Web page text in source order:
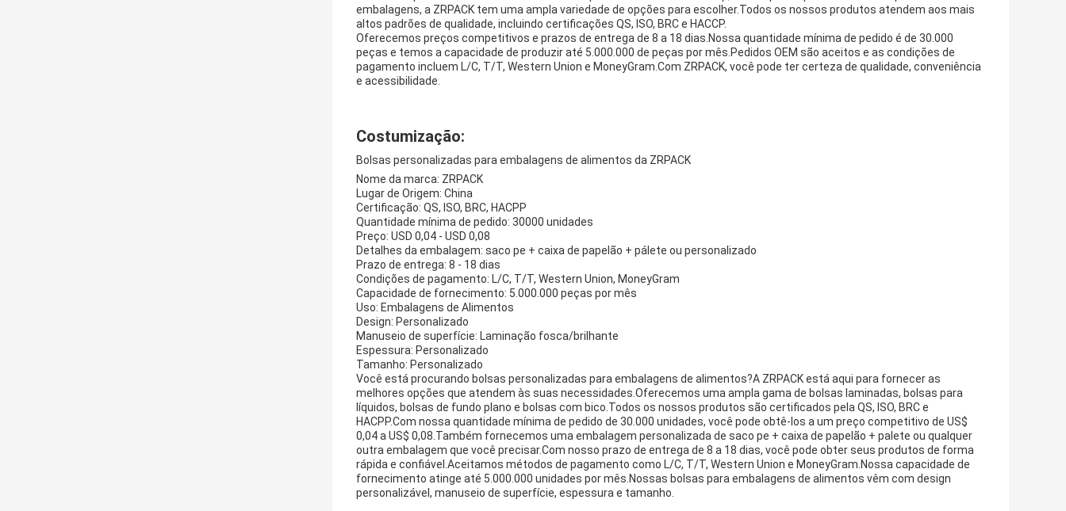
embalagens, a ZRPACK tem uma ampla variedade de opções para escolher.Todos os nossos produtos atendem aos mais
altos padrões de qualidade, incluindo certificações QS, ISO, BRC e HACCP.
Oferecemos preços competitivos e prazos de entrega de 8 a 18 dias.Nossa quantidade mínima de pedido é de 30.000
peças e temos a capacidade de produzir até 5.000.000 de peças por mês.Pedidos OEM são aceitos e as condições de
pagamento incluem L/C, T/T, Western Union e MoneyGram.Com ZRPACK, você pode ter certeza de qualidade, conveniência
e acessibilidade.
Costumização:
Bolsas personalizadas para embalagens de alimentos da ZRPACK
Nome da marca: ZRPACK
Lugar de Origem: China
Certificação: QS, ISO, BRC, HACPP
Quantidade mínima de pedido: 30000 unidades
Preço: USD 0,04 - USD 0,08
Detalhes da embalagem: saco pe + caixa de papelão + pálete ou personalizado
Prazo de entrega: 8 - 18 dias
Condições de pagamento: L/C, T/T, Western Union, MoneyGram
Capacidade de fornecimento: 5.000.000 peças por mês
Uso: Embalagens de Alimentos
Design: Personalizado
Manuseio de superfície: Laminação fosca/brilhante
Espessura: Personalizado
Tamanho: Personalizado
Você está procurando bolsas personalizadas para embalagens de alimentos?A ZRPACK está aqui para fornecer as
melhores opções que atendem às suas necessidades.Oferecemos uma ampla gama de bolsas laminadas, bolsas para
líquidos, bolsas de fundo plano e bolsas com bico.Todos os nossos produtos são certificados pela QS, ISO, BRC e
HACPP.Com nossa quantidade mínima de pedido de 30.000 unidades, você pode obtê-los a um preço competitivo de US$
0,04 a US$ 0,08.Também fornecemos uma embalagem personalizada de saco pe + caixa de papelão + palete ou qualquer
outra embalagem que você precisar.Com nosso prazo de entrega de 8 a 18 dias, você pode obter seus produtos de forma
rápida e confiável.Aceitamos métodos de pagamento como L/C, T/T, Western Union e MoneyGram.Nossa capacidade de
fornecimento atinge até 5.000.000 unidades por mês.Nossas bolsas para embalagens de alimentos vêm com design
personalizável, manuseio de superfície, espessura e tamanho.